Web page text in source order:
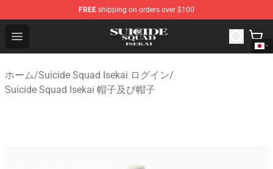
FREE shipping on orders over $100
Open menu
Suicide Squad Isekai Store - Official Suicide Squad
ホーム/Suicide Squad Isekai ログイン/
Suicide Squad Isekai 帽子及び帽子